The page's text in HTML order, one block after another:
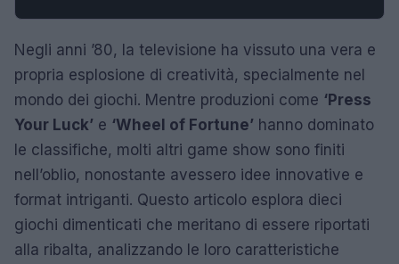
Negli anni ’80, la televisione ha vissuto una vera e
propria esplosione di creatività, specialmente nel
mondo dei giochi. Mentre produzioni come ‘Press
Your Luck’ e ‘Wheel of Fortune’ hanno dominato
le classifiche, molti altri game show sono finiti
nell’oblio, nonostante avessero idee innovative e
format intriganti. Questo articolo esplora dieci
giochi dimenticati che meritano di essere riportati
alla ribalta, analizzando le loro caratteristiche